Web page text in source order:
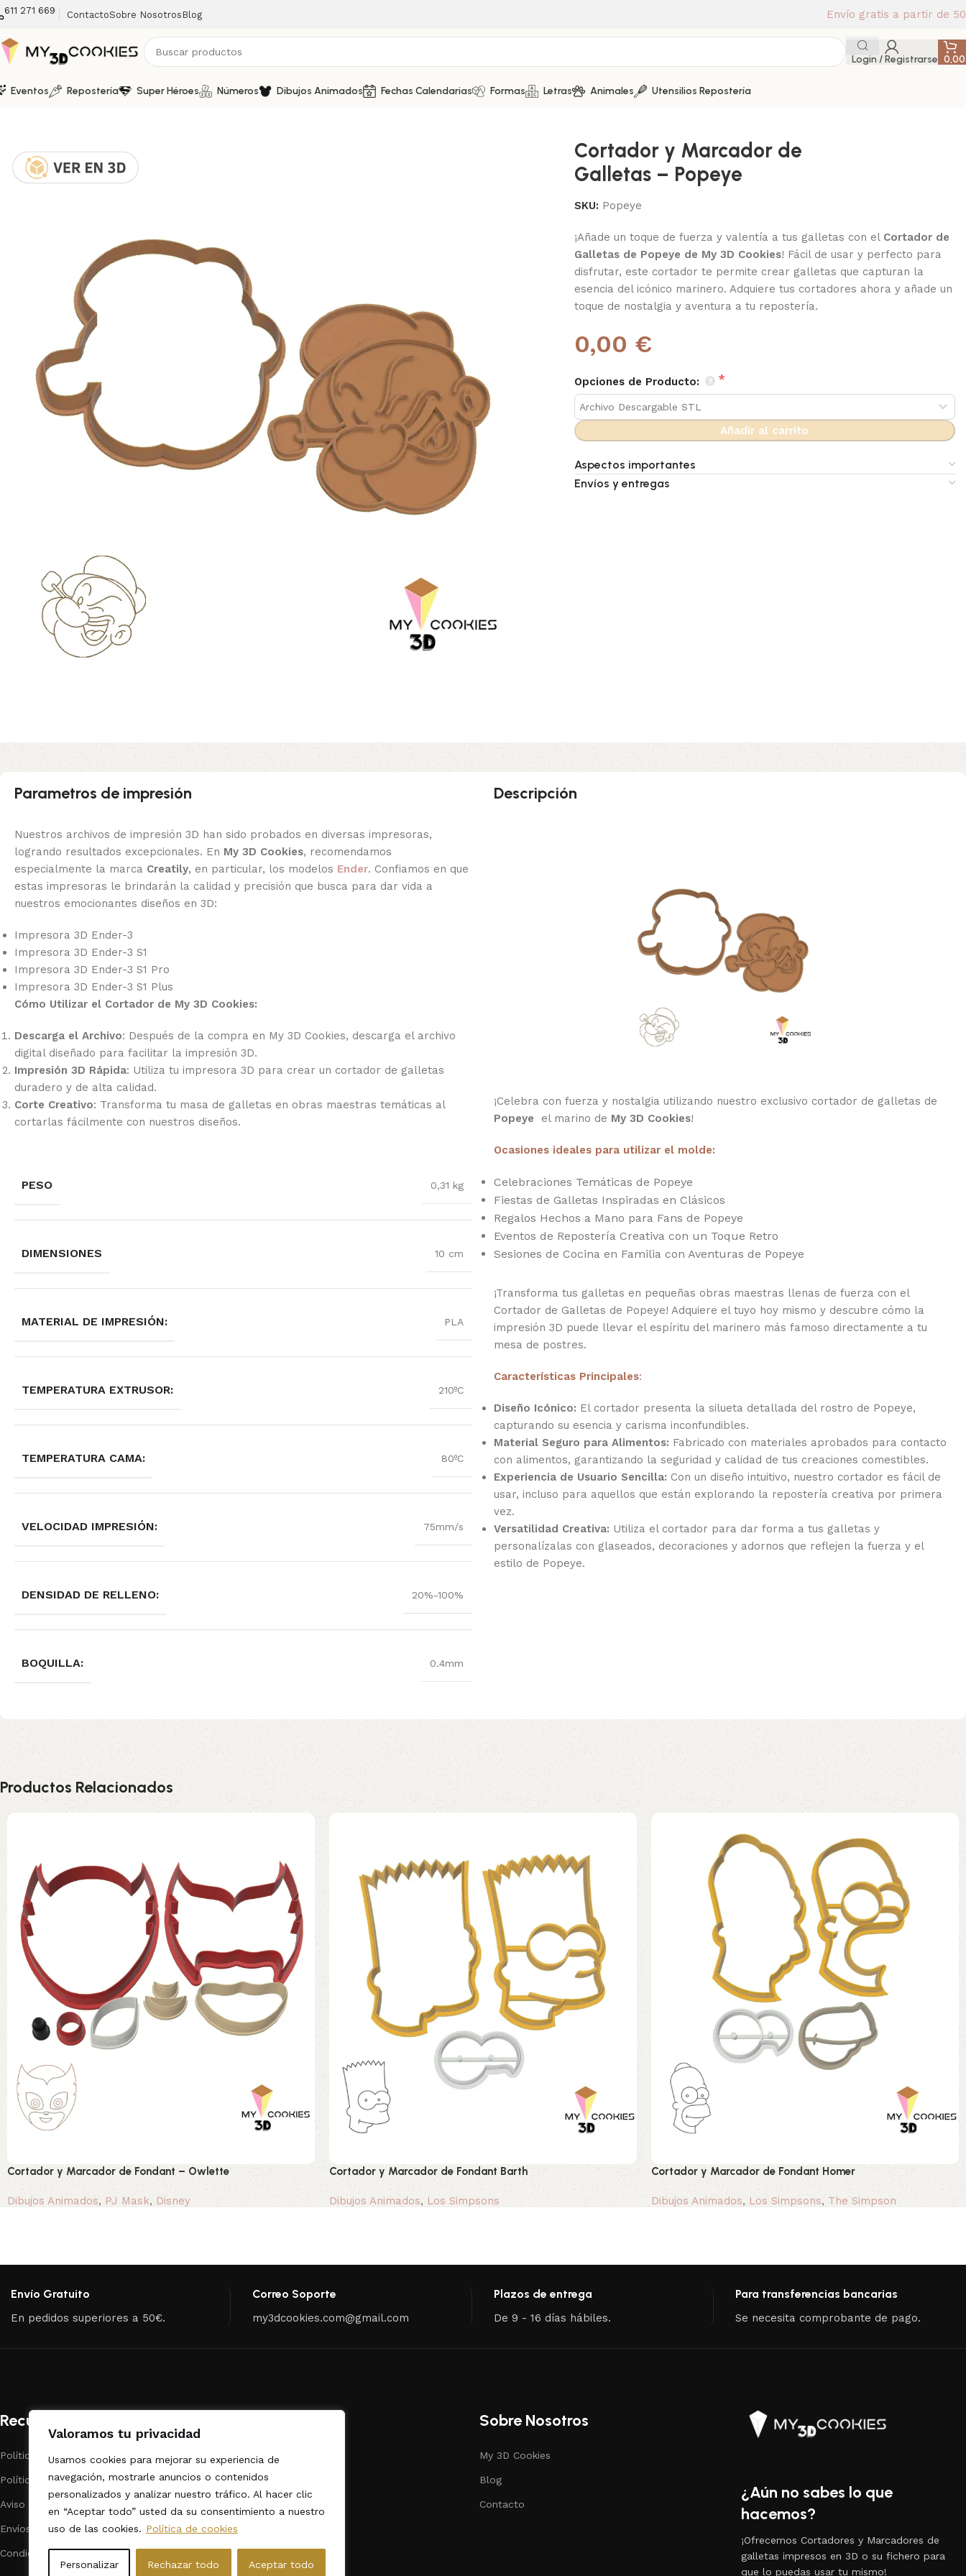
Valoramos tu privacidad
Usamos cookies para mejorar su experiencia de
navegación, mostrarle anuncios o contenidos
personalizados y analizar nuestro tráfico. Al hacer clic
en “Aceptar todo” usted da su consentimiento a nuestro
uso de las cookies. Política de cookies
Personalizar Rechazar todo Aceptar todo
611 271 669 ContactoSobre Nosotros Blog Envío gratis a partir de
Login / Registrarse
Eventos Repostería Super Héroes Números Dibujos Animados Fechas Calendarias Formas Letras Animales Utensilios Repostería
Dibujos Animados Retro Vibes 80s y 90s Cortador y Marcador de Galletas – Popeye
Cortador y Marcador de
Galletas – Popeye
SKU: Popeye
¡Añade un toque de fuerza y valentía a tus galletas con el Cortador de
Galletas de Popeye de My 3D Cookies! Fácil de usar y perfecto para
disfrutar, este cortador te permite crear galletas que capturan la
esencia del icónico marinero. Adquiere tus cortadores ahora y añade un
toque de nostalgia y aventura a tu repostería.
0,00 €
Opciones de Producto:
Añadir al carrito
Aspectos importantes
Envíos y entregas
Parametros de impresión
Nuestros archivos de impresión 3D han sido probados en diversas impresoras,
logrando resultados excepcionales. En My 3D Cookies, recomendamos
especialmente la marca Creatily, en particular, los modelos Ender. Confiamos en que
estas impresoras le brindarán la calidad y precisión que busca para dar vida a
nuestros emocionantes diseños en 3D:
Impresora 3D Ender-3
Impresora 3D Ender-3 S1
Impresora 3D Ender-3 S1 Pro
Impresora 3D Ender-3 S1 Plus
Cómo Utilizar el Cortador de My 3D Cookies:
Descarga el Archivo: Después de la compra en My 3D Cookies, descarga el archivo
digital diseñado para facilitar la impresión 3D.
Impresión 3D Rápida: Utiliza tu impresora 3D para crear un cortador de galletas
duradero y de alta calidad.
Corte Creativo: Transforma tu masa de galletas en obras maestras temáticas al
cortarlas fácilmente con nuestros diseños.
PESO 0,31 kg
DIMENSIONES 10 cm
MATERIAL DE IMPRESIÓN: PLA
TEMPERATURA EXTRUSOR: 210ºC
TEMPERATURA CAMA: 80ºC
VELOCIDAD IMPRESIÓN: 75mm/s
DENSIDAD DE RELLENO: 20%-100%
BOQUILLA: 0.4mm
Descripción
¡Celebra con fuerza y nostalgia utilizando nuestro exclusivo cortador de galletas de
Popeye el marino de My 3D Cookies!
Ocasiones ideales para utilizar el molde:
Celebraciones Temáticas de Popeye
Fiestas de Galletas Inspiradas en Clásicos
Regalos Hechos a Mano para Fans de Popeye
Eventos de Repostería Creativa con un Toque Retro
Sesiones de Cocina en Familia con Aventuras de Popeye
¡Transforma tus galletas en pequeñas obras maestras llenas de fuerza con el
Cortador de Galletas de Popeye! Adquiere el tuyo hoy mismo y descubre cómo la
impresión 3D puede llevar el espíritu del marinero más famoso directamente a tu
mesa de postres.
Características Principales:
Diseño Icónico: El cortador presenta la silueta detallada del rostro de Popeye,
capturando su esencia y carisma inconfundibles.
Material Seguro para Alimentos: Fabricado con materiales aprobados para contacto
con alimentos, garantizando la seguridad y calidad de tus creaciones comestibles.
Experiencia de Usuario Sencilla: Con un diseño intuitivo, nuestro cortador es fácil de
usar, incluso para aquellos que están explorando la repostería creativa por primera
vez.
Versatilidad Creativa: Utiliza el cortador para dar forma a tus galletas y
personalízalas con glaseados, decoraciones y adornos que reflejen la fuerza y el
estilo de Popeye.
Productos Relacionados
Cortador y Marcador de Fondant – Owlette
Dibujos Animados, PJ Mask, Disney
Cortador y Marcador de Fondant Barth
Dibujos Animados, Los Simpsons
Cortador y Marcador de Fondant Homer
Dibujos Animados, Los Simpsons, The Simpson
Envío Gratuito
En pedidos superiores a 50€.
Correo Soporte
my3dcookies.com@gmail.com
Plazos de entrega
De 9 - 16 días hábiles.
Para transferencias bancarias
Se necesita comprobante de pago.
Recursos
Políticas de Privacidad
Políticas de cookies
Aviso legal
Envíos
Condiciones de contratación
Repostería
Dibujos Animados
Sobre Nosotros
My 3D Cookies
Blog
Contacto
¿Aún no sabes lo que
hacemos?
¡Ofrecemos Cortadores y Marcadores de
galletas impresos en 3D o su fichero para
que lo puedas usar tu mismo!